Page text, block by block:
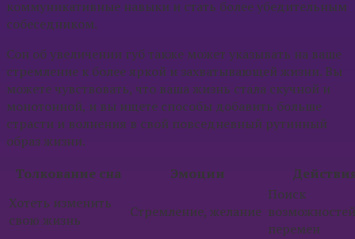
коммуникативные навыки и стать более убедительным
собеседником.
Сон об увеличении губ также может указывать на ваше
стремление к более яркой и захватывающей жизни. Вы
можете чувствовать, что ваша жизнь стала скучной и
монотонной, и вы ищете способы добавить больше
страсти и волнения в свой повседневный рутинный
образ жизни.
Толкование сна
Эмоции
Хотеть изменить
свою жизнь
Стремление, желание
Поиск
перемен